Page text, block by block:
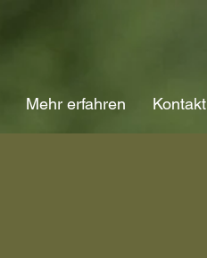
Mehr erfahren Kontakt